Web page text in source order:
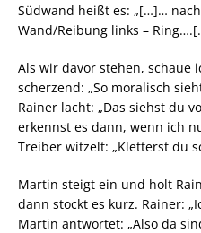
Südwand heißt es: „[…]…
Wand/Reibung links –
Als wir davor stehen, schaue
scherzend: „So moralisch
Rainer lacht: „Das siehst du
erkennst es dann, wenn ich
Treiber witzelt: „Kletterst du
Martin steigt ein und holt
dann stockt es kurz. Rainer:
Martin antwortet: „Also da